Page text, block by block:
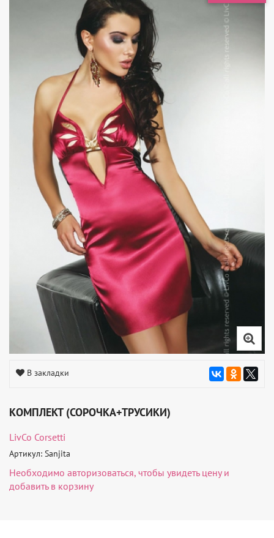
В закладки
КОМПЛЕКТ (СОРОЧКА+ТРУСИКИ)
LivCo Corsetti
Артикул: Sanjita
Необходимо авторизоваться, чтобы увидеть цену и
добавить в корзину